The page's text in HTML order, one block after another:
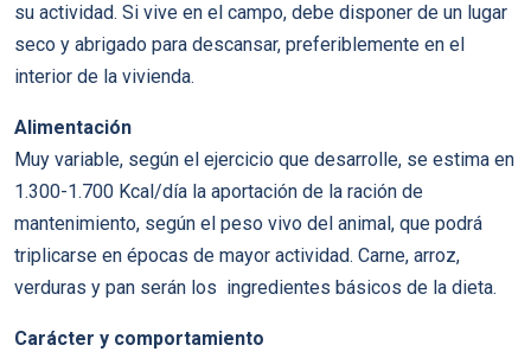
su actividad. Si vive en el campo, debe disponer de un lugar
seco y abrigado para descansar, preferiblemente en el
interior de la vivienda.
Alimentación
Muy variable, según el ejercicio que desarrolle, se estima en
1.300-1.700 Kcal/día la aportación de la ración de
mantenimiento, según el peso vivo del animal, que podrá
triplicarse en épocas de mayor actividad. Carne, arroz,
verduras y pan serán los ingredientes básicos de la dieta.
Carácter y comportamiento